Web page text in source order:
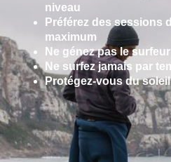
niveau
Préférez des sessions
maximum
Ne génez pas le
Ne surfez jamais par
Protégez-vous du